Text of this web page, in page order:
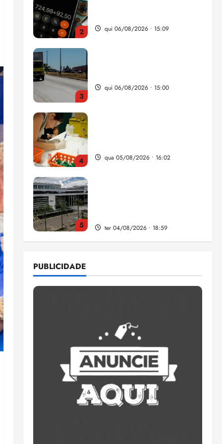
2 qui 06/08/2026 • 15:09
3
qui 06/08/2026 • 15:00
4 qua 05/08/2026 • 16:02
5 ter 04/08/2026 • 18:59
participação
qui 06/08/2026 • 15:18
2
da renda é comprometida
com dívidas
qui 06/08/2026 • 15:09
Entenda o que muda com a
nova Lei do Frete
qui 06/08/2026 • 15:00
PUBLICIDADE